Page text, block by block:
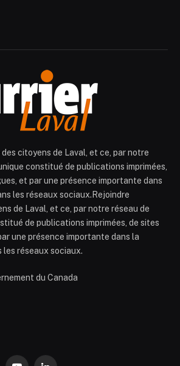
des citoyens de Laval, et ce, par notre
constitué de publications imprimées,
et par une présence importante dans
les réseaux sociaux.Rejoindre
de Laval, et ce, par notre réseau de
de publications imprimées, de sites
une présence importante dans la
les réseaux sociaux.
du Canada